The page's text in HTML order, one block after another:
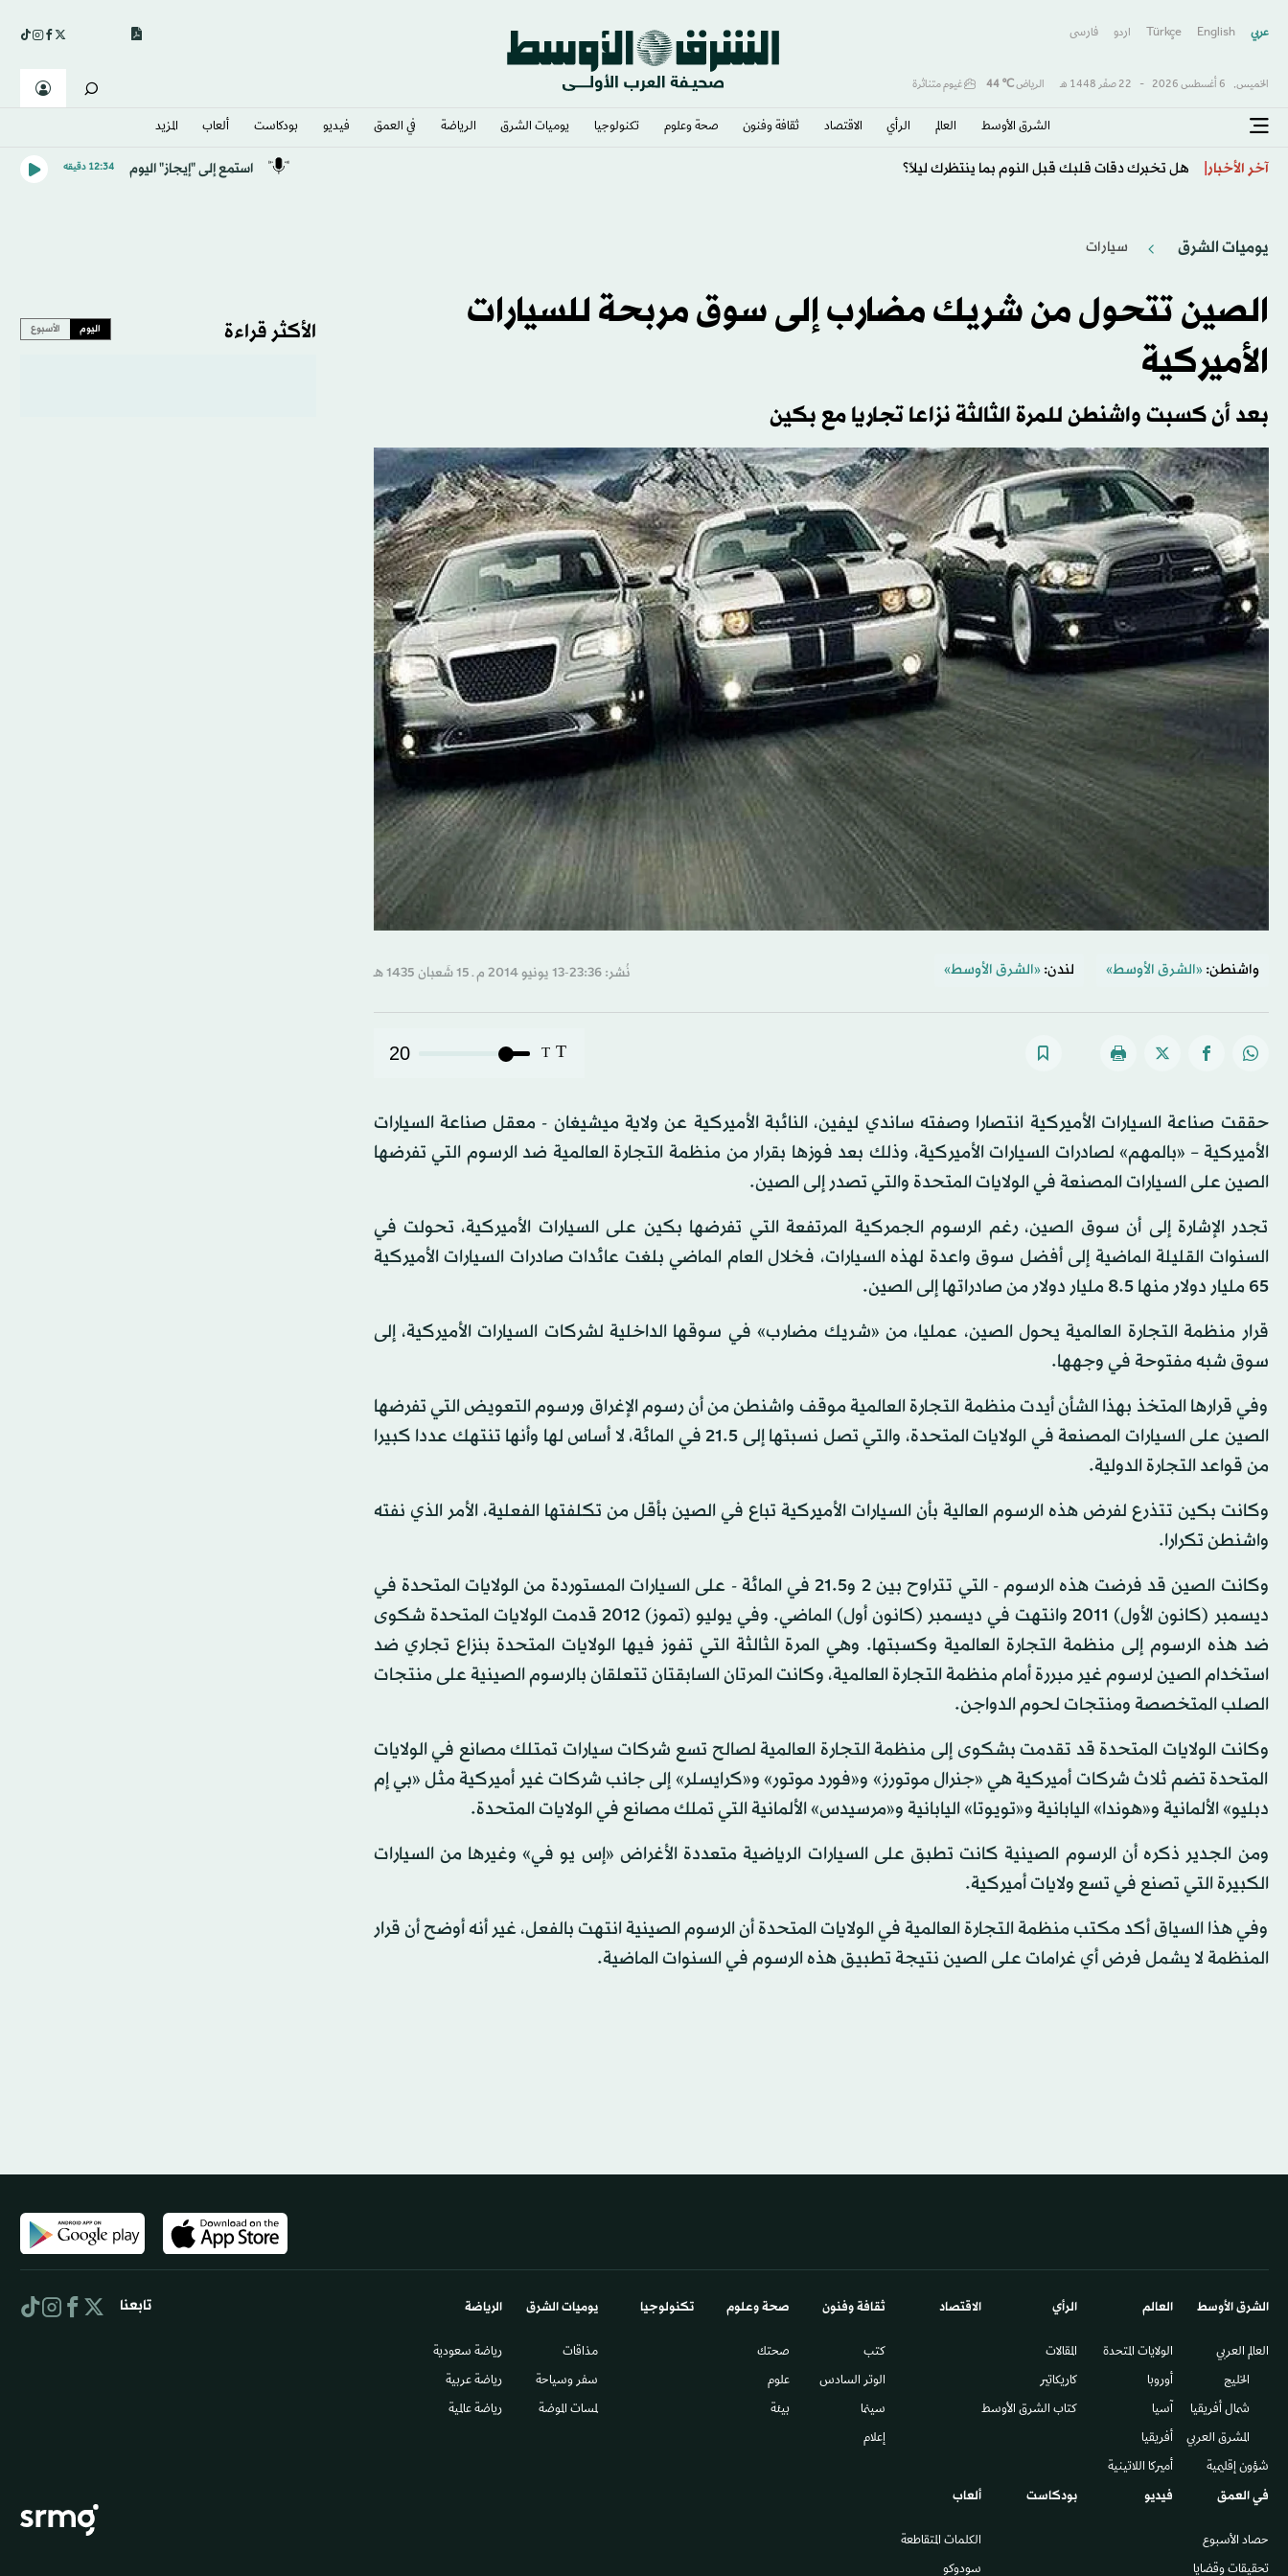
عربي English
Türkçe اردو فارسى
الخميس, 6 أغسطس 2026 - 22 صفَر 1448 هـ الرياض℃
44 غيوم متناثرة
الشرق الأوسط​ العالم الرأي الاقتصاد ثقافة وفنون صحة وعلوم تكنولوجيا يوميات الشرق​ الرياضة في العمق فيديو بودكاست ألعاب المزيد
آخر الأخبار استمع إلى "إيجاز" اليوم 12:34 دقيقه
يوميات الشرق سيارات
الصين تتحول من شريك مضارب إلى سوق مربحة للسيارات
الأميركية
بعد أن كسبت واشنطن للمرة الثالثة نزاعا تجاريا مع بكين
واشنطن: «الشرق الأوسط» لندن: «الشرق الأوسط» نُشر: 23:36-13 يونيو 2014 م ـ 15 شَعبان 1435 هـ
T
T
20
حققت صناعة السيارات الأميركية انتصارا وصفته ساندي ليفين، النائبة الأميركية عن ولاية ميشيغان - معقل صناعة السيارات
الأميركية – «بالمهم» لصادرات السيارات الأميركية، وذلك بعد فوزها بقرار من منظمة التجارة العالمية ضد الرسوم التي تفرضها
الصين على السيارات المصنعة في الولايات المتحدة والتي تصدر إلى الصين.
تجدر الإشارة إلى أن سوق الصين، رغم الرسوم الجمركية المرتفعة التي تفرضها بكين على السيارات الأميركية، تحولت في
السنوات القليلة الماضية إلى أفضل سوق واعدة لهذه السيارات، فخلال العام الماضي بلغت عائدات صادرات السيارات الأميركية
65 مليار دولار منها 8.5 مليار دولار من صادراتها إلى الصين.
قرار منظمة التجارة العالمية يحول الصين، عمليا، من «شريك مضارب» في سوقها الداخلية لشركات السيارات الأميركية، إلى
سوق شبه مفتوحة في وجهها.
وفي قرارها المتخذ بهذا الشأن أيدت منظمة التجارة العالمية موقف واشنطن من أن رسوم الإغراق ورسوم التعويض التي تفرضها
الصين على السيارات المصنعة في الولايات المتحدة، والتي تصل نسبتها إلى 21.5 في المائة، لا أساس لها وأنها تنتهك عددا كبيرا
من قواعد التجارة الدولية.
وكانت بكين تتذرع لفرض هذه الرسوم العالية بأن السيارات الأميركية تباع في الصين بأقل من تكلفتها الفعلية، الأمر الذي نفته
واشنطن تكرارا.
وكانت الصين قد فرضت هذه الرسوم - التي تتراوح بين 2 و21.5 في المائة - على السيارات المستوردة من الولايات المتحدة في
ديسمبر (كانون الأول) 2011 وانتهت في ديسمبر (كانون أول) الماضي. وفي يوليو (تموز) 2012 قدمت الولايات المتحدة شكوى
ضد هذه الرسوم إلى منظمة التجارة العالمية وكسبتها. وهي المرة الثالثة التي تفوز فيها الولايات المتحدة بنزاع تجاري ضد
استخدام الصين لرسوم غير مبررة أمام منظمة التجارة العالمية، وكانت المرتان السابقتان تتعلقان بالرسوم الصينية على منتجات
الصلب المتخصصة ومنتجات لحوم الدواجن.
وكانت الولايات المتحدة قد تقدمت بشكوى إلى منظمة التجارة العالمية لصالح تسع شركات سيارات تمتلك مصانع في الولايات
المتحدة تضم ثلاث شركات أميركية هي «جنرال موتورز» و«فورد موتور» و«كرايسلر» إلى جانب شركات غير أميركية مثل «بي إم
دبليو» الألمانية و«هوندا» اليابانية و«تويوتا» اليابانية و«مرسيدس» الألمانية التي تملك مصانع في الولايات المتحدة.
ومن الجدير ذكره أن الرسوم الصينية كانت تطبق على السيارات الرياضية متعددة الأغراض «إس يو في» وغيرها من السيارات
الكبيرة التي تصنع في تسع ولايات أميركية.
وفي هذا السياق أكد مكتب منظمة التجارة العالمية في الولايات المتحدة أن الرسوم الصينية انتهت بالفعل، غير أنه أوضح أن قرار
المنظمة لا يشمل فرض أي غرامات على الصين نتيجة تطبيق هذه الرسوم في السنوات الماضية.
الأكثر قراءة اليوم الأسبوع
الشرق الأوسط​
العالم العربي
الخليج
شمال أفريقيا
المشرق العربي
شؤون إقليمية
العالم
الولايات المتحدة
أوروبا
آسيا
أفريقيا
أميركا اللاتينية
الرأي
المقالات
كاريكاتير
كتاب الشرق الأوسط
الاقتصاد ثقافة وفنون
كتب
الوتر السادس​
سينما
إعلام
صحة وعلوم
صحتك
علوم
بيئة
تكنولوجيا يوميات الشرق​
مذاقات
سفر وسياحة
لمسات الموضة
الرياضة
رياضة سعودية
رياضة عربية
رياضة عالمية
في العمق
حصاد الأسبوع
تحقيقات وقضايا
فيديو بودكاست ألعاب
الكلمات المتقاطعة
سودوكو
تابعنا